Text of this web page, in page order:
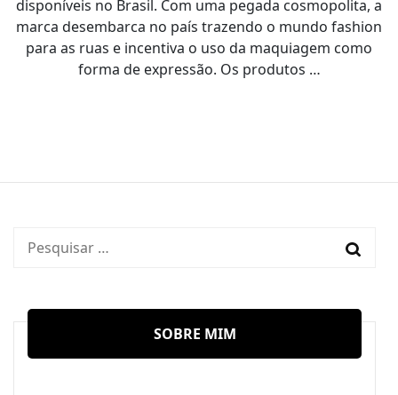
disponíveis no Brasil. Com uma pegada cosmopolita, a
marca desembarca no país trazendo o mundo fashion
para as ruas e incentiva o uso da maquiagem como
forma de expressão. Os produtos …
Pesquisar
SOBRE MIM